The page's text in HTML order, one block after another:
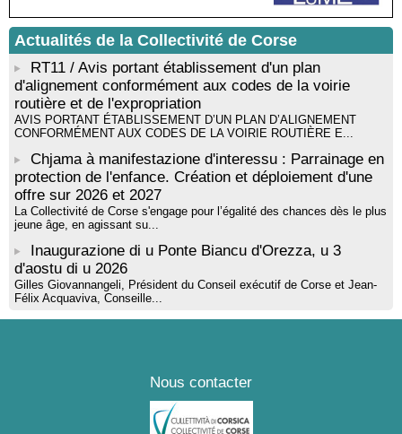
Tallà
Actualités de la Collectivité de Corse
RT11 / Avis portant établissement d'un plan
d'alignement conformément aux codes de la voirie
routière et de l'expropriation
AVIS PORTANT ÉTABLISSEMENT D’UN PLAN D’ALIGNEMENT
CONFORMÉMENT AUX CODES DE LA VOIRIE ROUTIÈRE E...
Chjama à manifestazione d'interessu : Parrainage en
protection de l'enfance. Création et déploiement d'une
offre sur 2026 et 2027
La Collectivité de Corse s'engage pour l’égalité des chances dès le plus
jeune âge, en agissant su...
Inaugurazione di u Ponte Biancu d'Orezza, u 3
d'aostu di u 2026
Gilles Giovannangeli, Président du Conseil exécutif de Corse et Jean-
Félix Acquaviva, Conseille...
Nous contacter